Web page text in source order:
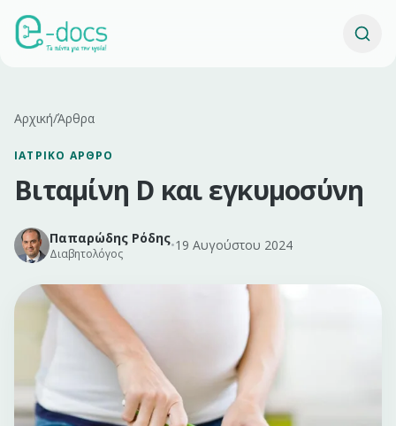
Αρχική/Άρθρα
ΙΑΤΡΙΚΌ ΆΡΘΡΟ
Βιταμίνη D και εγκυμοσύνη
Παπαρώδης Ρόδης
Διαβητολόγος
•19 Αυγούστου 2024